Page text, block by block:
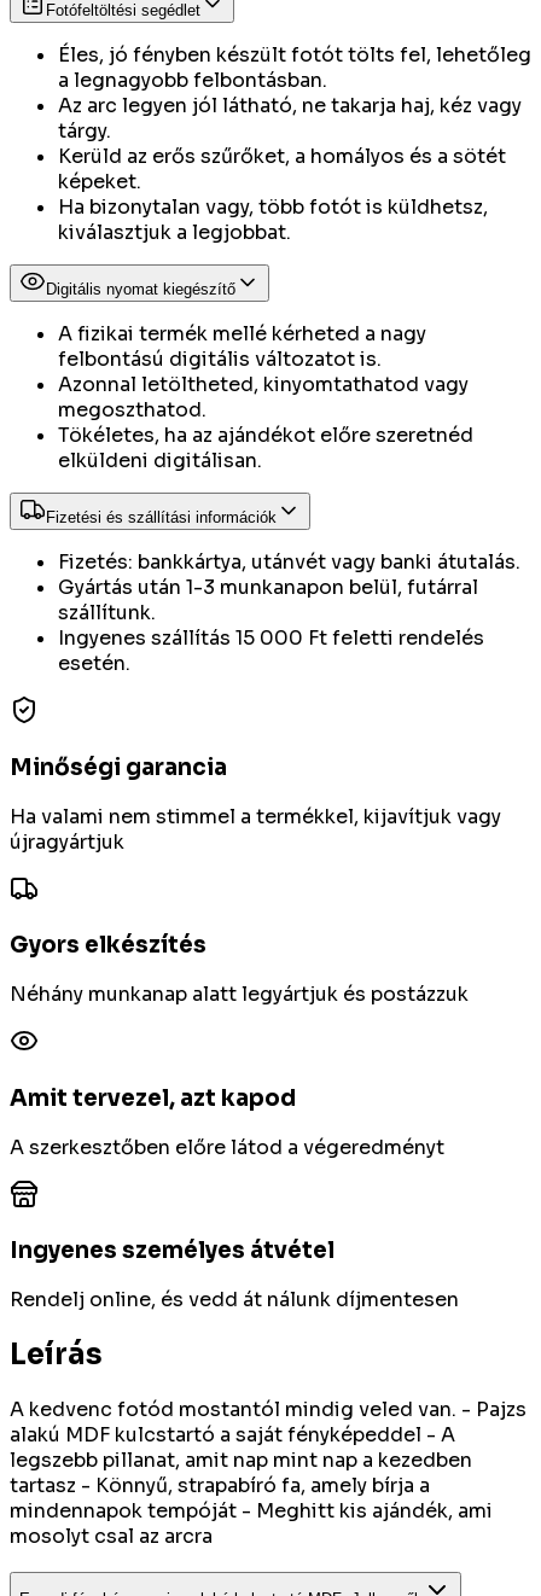
Fotófeltöltési segédlet
Éles, jó fényben készült fotót tölts fel, lehetőleg
a legnagyobb felbontásban.
Az arc legyen jól látható, ne takarja haj, kéz vagy
tárgy.
Kerüld az erős szűrőket, a homályos és a sötét
képeket.
Ha bizonytalan vagy, több fotót is küldhetsz,
kiválasztjuk a legjobbat.
Digitális nyomat kiegészítő
A fizikai termék mellé kérheted a nagy
felbontású digitális változatot is.
Azonnal letöltheted, kinyomtathatod vagy
megoszthatod.
Tökéletes, ha az ajándékot előre szeretnéd
elküldeni digitálisan.
Fizetési és szállítási információk
Fizetés: bankkártya, utánvét vagy banki átutalás.
Gyártás után 1-3 munkanapon belül, futárral
szállítunk.
Ingyenes szállítás 15 000 Ft feletti rendelés
esetén.
Minőségi garancia
Ha valami nem stimmel a termékkel, kijavítjuk vagy
újragyártjuk
Gyors elkészítés
Néhány munkanap alatt legyártjuk és postázzuk
Amit tervezel, azt kapod
A szerkesztőben előre látod a végeredményt
Ingyenes személyes átvétel
Rendelj online, és vedd át nálunk díjmentesen
Leírás
A kedvenc fotód mostantól mindig veled van. - Pajzs
alakú MDF kulcstartó a saját fényképeddel - A
legszebb pillanat, amit nap mint nap a kezedben
tartasz - Könnyű, strapabíró fa, amely bírja a
mindennapok tempóját - Meghitt kis ajándék, ami
mosolyt csal az arcra